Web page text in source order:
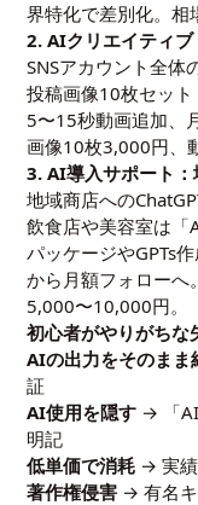
界特化で差別化。相
2. AIクリエイティ
SNSアカウント全体
投稿画像10枚セッ
5〜15秒動画追加、
画像10枚3,000円、
3. AI導入サポート
地域商店への
飲食店や美容室は
パッケージやGPTs
から月額フォロー
5,000〜10,000円。
初心者がやりがちな
AIの出力をそのまま
証
AI使用を隠す → 「
明記
低単価で消耗 → 実
著作権侵害 → 有名